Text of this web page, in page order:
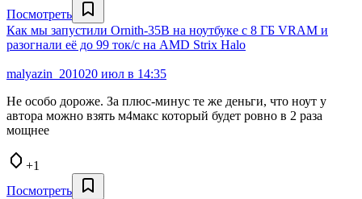
Посмотреть
Как мы запустили Ornith‑35B на ноутбуке с 8 ГБ VRAM и
разогнали её до 99 ток/с на AMD Strix Halo
malyazin_201020 июл в 14:35
Не особо дороже. За плюс-минус те же деньги, что ноут у
автора можно взять м4макс который будет ровно в 2 раза
мощнее
+1
Посмотреть